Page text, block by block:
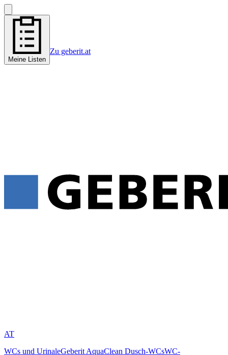
Meine Listen
Zu geberit.at
AT
WCs und UrinaleGeberit AquaClean Dusch-WCsWC-